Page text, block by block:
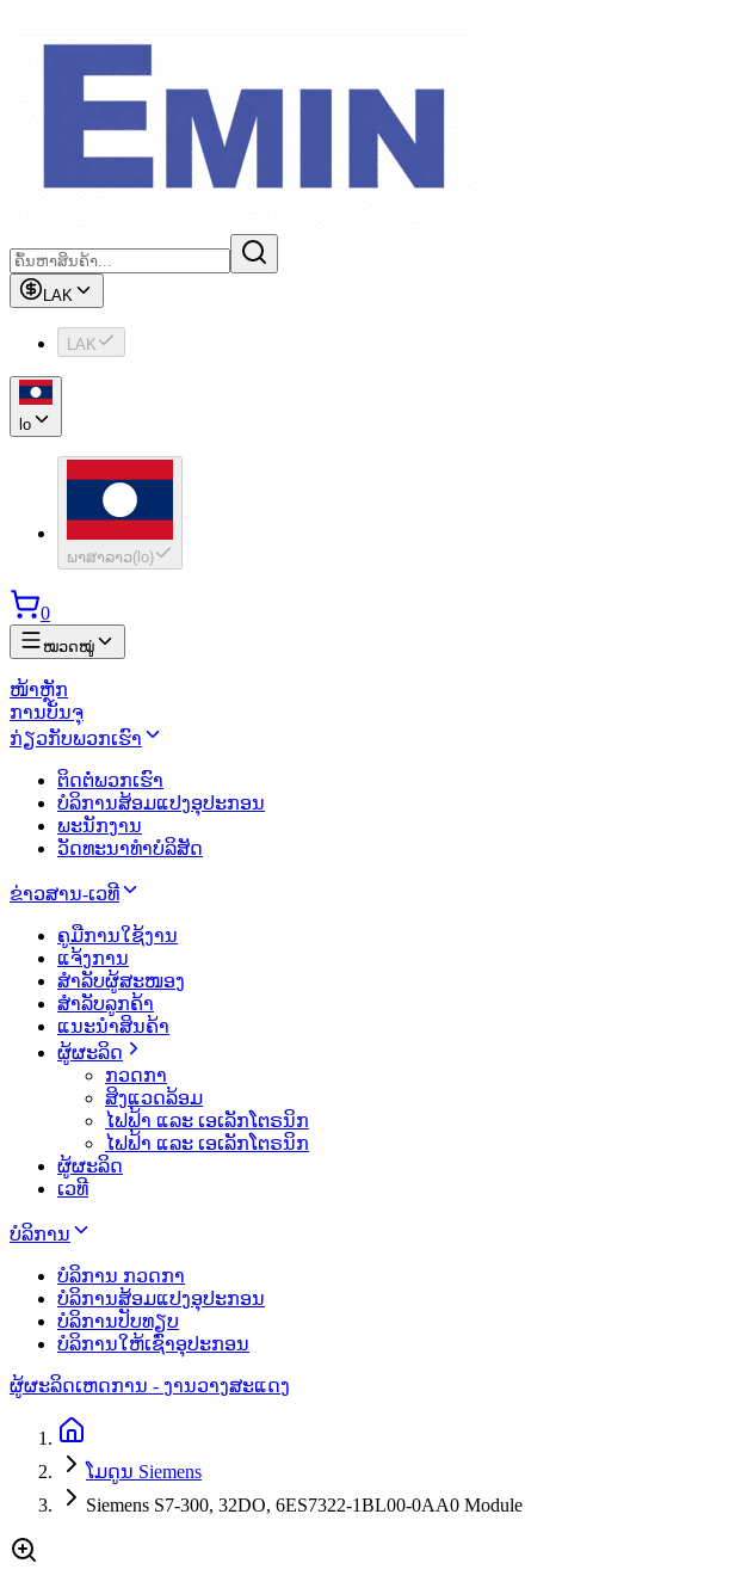
LAK
LAK
lo
ພາສາລາວ( lo)
0
ໝວດໝູ່
ໜ້າຫຼັກ
ການບັນຈຸ
ກ່ຽວກັບພວກເຮົາ
ຕິດຕໍ່ພວກເຮົາ
ບໍລິການສ້ອມແປງອຸປະກອນ
ພະນັກງານ
ວັດທະນາທຳບໍລິສັດ
ຂ່າວສານ-ເວທີ
ຄູມືການໃຊ້ງານ
ແຈ້ງການ
ສຳລັບຜູ້ສະໜອງ
ສຳລັບລູກຄ້າ
ແນະນຳສິນຄ້າ
ຜູ້ຜະລິດ
ກວດກາ
ສິງແວດລ້ອມ
ໄຟຟ້າ ແລະ ເອເລັກໂຕຣນິກ
ໄຟຟ້າ ແລະ ເອເລັກໂຕຣນິກ
ຜູ້ຜະລິດ
ເວທີ
ບໍລິການ
ບໍລິການ ກວດກາ
ບໍລິການສ້ອມແປງອຸປະກອນ
ບໍລິການປັບທຽບ
ບໍລິການໃຫ້ເຊົ່າອຸປະກອນ
ຜູ້ຜະລິດເຫດການ - ງານວາງສະແດງ
ໂມດູນ Siemens
Siemens S7-300, 32DO, 6ES7322-1BL00-0AA0 Module